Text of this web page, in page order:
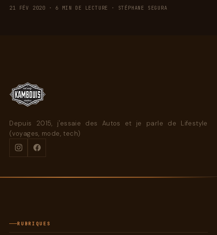
21 FÉV 2020 · 6 MIN DE LECTURE · STÉPHANE SEGURA
Depuis 2015, j'essaie des Autos et je parle de Lifestyle
(voyages, mode, tech)
RUBRIQUES